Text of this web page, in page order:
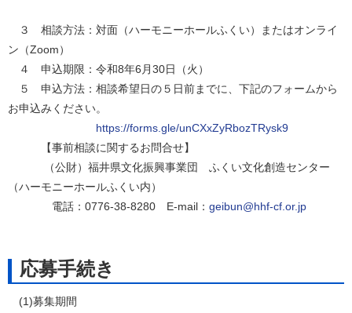
３ 相談方法：対面（ハーモニーホールふくい）またはオンライ
ン（Zoom）
４ 申込期限：令和8年6月30日（火）
５ 申込方法：相談希望日の５日前までに、下記のフォームから
お申込みください。
https://forms.gle/unCXxZyRbozTRysk9
【事前相談に関するお問合せ】
（公財）福井県文化振興事業団 ふくい文化創造センター
（ハーモニーホールふくい内）
電話：0776-38-8280 E-mail： geibun@hhf-cf.or.jp
応募手続き
(1)募集期間